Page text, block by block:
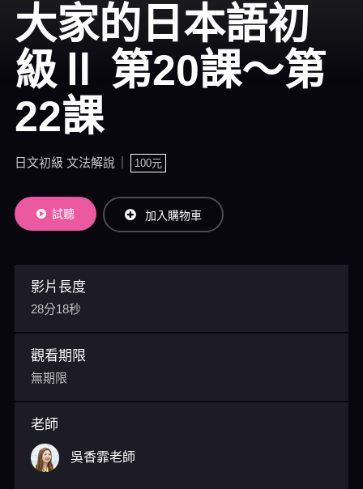
大家的日本語初
級Ⅱ 第20課～第
22課
日文初級 文法解說 100元
試聽 加入購物車
影片長度
28分18秒
觀看期限
無期限
老師
吳香霏老師